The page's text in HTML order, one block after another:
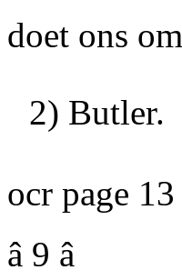
doet ons
2) Butler.
ocr page 13
â 9 â